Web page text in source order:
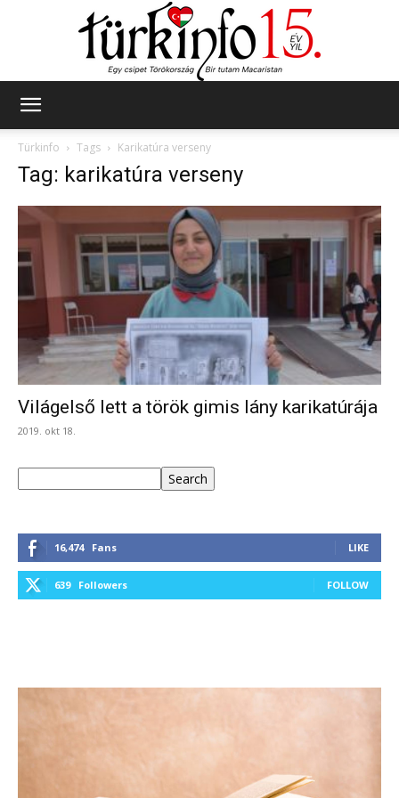
Türkinfo
Tags Karikatúra verseny
Tag: karikatúra verseny
Világelső lett a török gimis lány karikatúrája
2019. okt 18.
Search
16,474 Fans LIKE
639 Followers FOLLOW